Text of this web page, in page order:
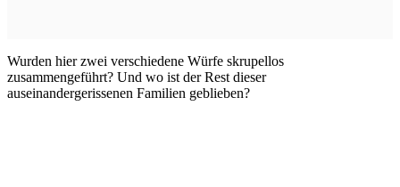
Wurden hier zwei verschiedene Würfe skrupellos
zusammengeführt? Und wo ist der Rest dieser
auseinandergerissenen Familien geblieben?